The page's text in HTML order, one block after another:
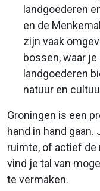
landgoederen
en de
zijn vaak
bossen, waar
landgoederen
natuur en
Groningen is een
hand in hand
ruimte, of actief de
vind je tal van
te vermaken.